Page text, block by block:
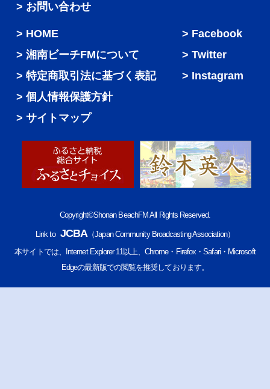
> お問い合わせ
HOME
湘南ビーチFMについて
特定商取引法に基づく表記
個人情報保護方針
サイトマップ
Facebook
Twitter
Instagram
Copyright©Shonan BeachFM All Rights Reserved.
Link to JCBA（Japan Community Broadcasting Association）
本サイトでは、Internet Explorer 11以上、Chrome・Firefox・Safari・Microsoft
Edgeの最新版での閲覧を推奨しております。